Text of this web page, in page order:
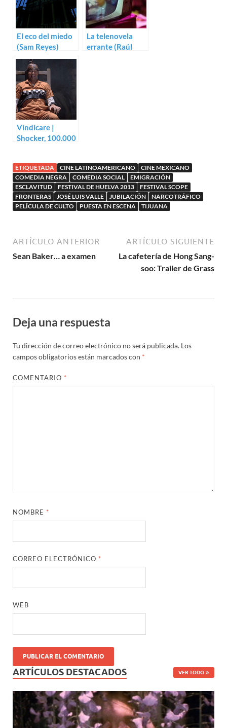
El eco del miedo
(Sam Reyes)
La telenovela
errante (Raúl
Vindicare |
Shocker, 100.000
ETIQUETADA CINE LATINOAMERICANO
CINE MEXICANO
COMEDIA NEGRA
COMEDIA SOCIAL
EMIGRACIÓN
ESCLAVITUD
FESTIVAL DE HUELVA 2013
FESTIVAL SCOPE
FRONTERAS
JOSÉ LUIS VALLE JUBILACIÓN
NARCOTRÁFICO
PELÍCULA DE CULTO
PUESTA EN ESCENA TIJUANA
ARTÍCULO ANTERIOR
Sean Baker… a examen
ARTÍCULO SIGUIENTE
La cafetería de Hong Sang-
soo: Trailer de Grass
Deja una respuesta
Tu dirección de correo electrónico no será publicada. Los
campos obligatorios están marcados con *
COMENTARIO *
NOMBRE *
CORREO ELECTRÓNICO *
WEB
ARTÍCULOS DESTACADOS VER TODO